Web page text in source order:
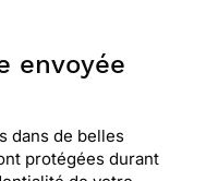
envoyée
dans de belles
protégées durant